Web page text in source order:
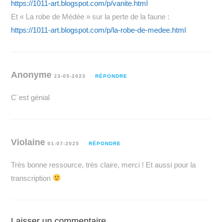
https://1011-art.blogspot.com/p/vanite.html
Et « La robe de Médée » sur la perte de la faune :
https://1011-art.blogspot.com/p/la-robe-de-medee.html
Anonyme23-05-2023 RÉPONDRE
C´est génial
Violaine01-07-2025 RÉPONDRE
Très bonne ressource, très claire, merci ! Et aussi pour la
transcription